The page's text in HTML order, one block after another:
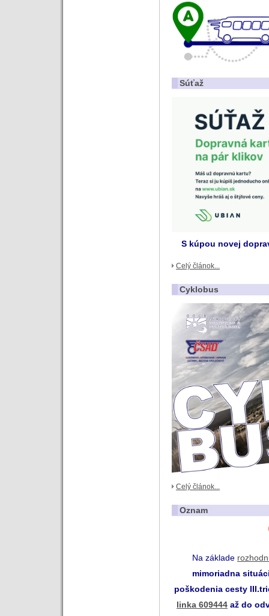
Súťaž
S kúpou novej
Celý článok...
Cyklobus
Celý článok...
Oznam
Na základe
mimoriadna
poškodenia cesty
linka 609444 až do